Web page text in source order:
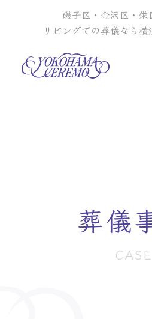
磯子区・金沢区・栄
リビングでの葬儀なら
葬儀
CASE